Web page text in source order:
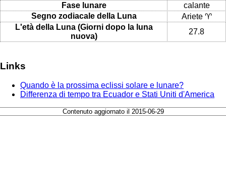
Fase lunare
calante
Segno zodiacale della Luna
Ariete ♈
L'età della Luna (Giorni dopo la luna
nuova)
27.8
Links
Quando è la prossima eclissi solare e lunare?
Differenza di tempo tra Ecuador e Stati Uniti d'America
Contenuto aggiornato il 2015-06-29